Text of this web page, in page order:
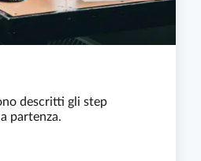
descritti gli step
partenza.
MOBILITY